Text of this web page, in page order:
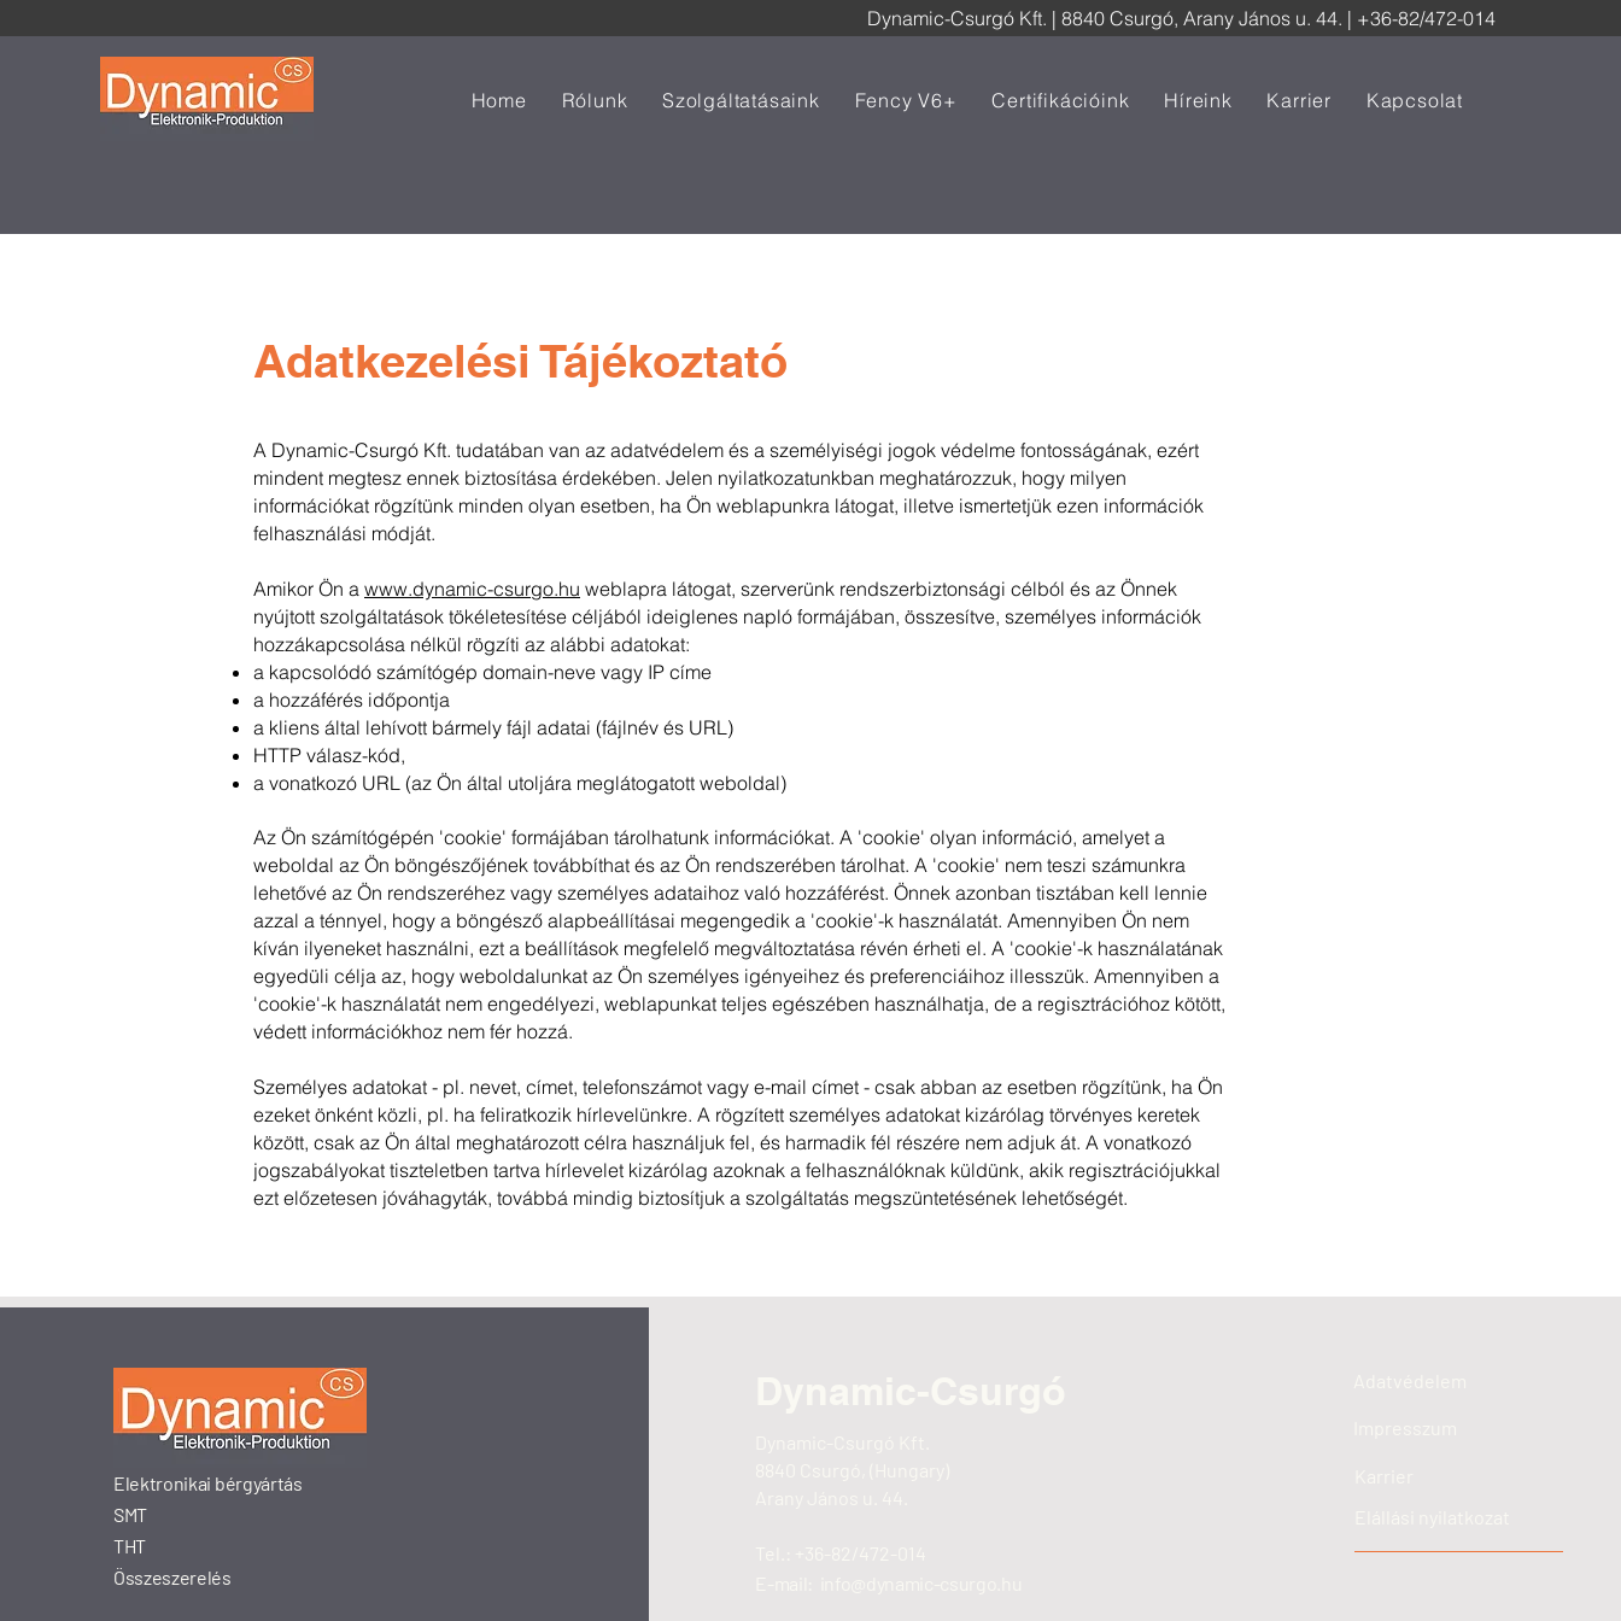
Home Rólunk Szolgáltatásaink Fency V6+ Certifikációink Híreink Karrier Kapcsolat
Dynamic-Csurgó Kft. | 8840 Csurgó, Arany János u. 44. | +36-82/472-014
Adatkezelési Tájékoztató
A Dynamic-Csurgó Kft. tudatában van az adatvédelem és a személyiségi jogok védelme fontosságának, ezért
mindent megtesz ennek biztosítása érdekében. Jelen nyilatkozatunkban meghatározzuk, hogy milyen
információkat rögzítünk minden olyan esetben, ha Ön weblapunkra látogat, illetve ismertetjük ezen információk
felhasználási módját.
Amikor Ön a www.dynamic-csurgo.hu weblapra látogat, szerverünk rendszerbiztonsági célból és az Önnek
nyújtott szolgáltatások tökéletesítése céljából ideiglenes napló formájában, összesítve, személyes információk
hozzákapcsolása nélkül rögzíti az alábbi adatokat:
a kapcsolódó számítógép domain-neve vagy IP címe
a hozzáférés időpontja
a kliens által lehívott bármely fájl adatai (fájlnév és URL)
HTTP válasz-kód,
a vonatkozó URL (az Ön által utoljára meglátogatott weboldal)
Az Ön számítógépén 'cookie' formájában tárolhatunk információkat. A 'cookie' olyan információ, amelyet a
weboldal az Ön böngészőjének továbbíthat és az Ön rendszerében tárolhat. A 'cookie' nem teszi számunkra
lehetővé az Ön rendszeréhez vagy személyes adataihoz való hozzáférést. Önnek azonban tisztában kell lennie
azzal a ténnyel, hogy a böngésző alapbeállításai megengedik a 'cookie'-k használatát. Amennyiben Ön nem
kíván ilyeneket használni, ezt a beállítások megfelelő megváltoztatása révén érheti el. A 'cookie'-k használatának
egyedüli célja az, hogy weboldalunkat az Ön személyes igényeihez és preferenciáihoz illesszük. Amennyiben a
'cookie'-k használatát nem engedélyezi, weblapunkat teljes egészében használhatja, de a regisztrációhoz kötött,
védett információkhoz nem fér hozzá.
Személyes adatokat - pl. nevet, címet, telefonszámot vagy e-mail címet - csak abban az esetben rögzítünk, ha Ön
ezeket önként közli, pl. ha feliratkozik hírlevelünkre. A rögzített személyes adatokat kizárólag törvényes keretek
között, csak az Ön által meghatározott célra használjuk fel, és harmadik fél részére nem adjuk át. A vonatkozó
jogszabályokat tiszteletben tartva hírlevelet kizárólag azoknak a felhasználóknak küldünk, akik regisztrációjukkal
ezt előzetesen jóváhagyták, továbbá mindig biztosítjuk a szolgáltatás megszüntetésének lehetőségét.
Elektronikai bérgyártás
SMT
THT
Összeszerelés